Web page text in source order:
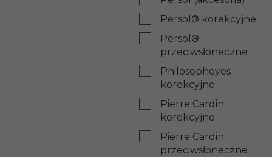
Persol® korekcyjne
Persol®
przeciwsłoneczne
Philosopheyes
korekcyjne
Pierre Cardin
korekcyjne
Pierre Cardin
przeciwsłoneczne